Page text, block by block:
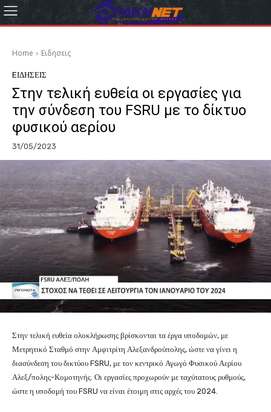
Home Eιδησεις
EΙΔΗΣΕΙΣ
Στην τελική ευθεία οι εργασίες για
την σύνδεση του FSRU με το δίκτυο
φυσικού αερίου
31/05/2023
Στην τελική ευθεία ολοκλήρωσης βρίσκονται τα έργα υποδομών, με
Μετρητικό Σταθμό στην Αμφιτρίτη Αλεξανδρούπολης, ώστε να γίνει η
διασύνδεση του δικτύου FSRU, με τον κεντρικό Αγωγό Φυσικού Αερίου
Αλεξ/πολης-Κομοτηνής. Οι εργασίες προχωρούν με ταχύτατους ρυθμούς,
ώστε η υποδομή του FSRU να είναι έτοιμη στις αρχές του 2024.